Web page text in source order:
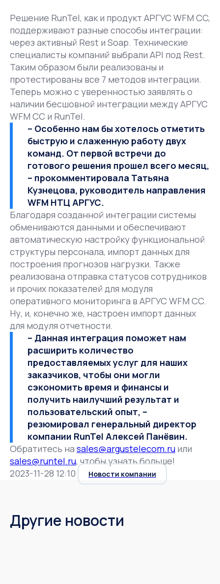
Решение RunTel, как и продукт АРГУС WFM CC,
поддерживают разные способы интеграции:
через активный Rest и Soap. Технические
специалисты компаний выбрали API под Rest.
Таким образом были реализованы и
протестированы все 7 методов интеграции.
Теперь можно с уверенностью заявлять о
наличии бесшовной интеграции между АРГУС
WFM CC и RunTel.
– Особенно нам бы хотелось отметить
быструю и слаженную работу двух
команд. От первой встречи до
готового решения прошел всего месяц,
– прокомментировала Татьяна
Кузнецова, руководитель направления
WFM НТЦ АРГУС.
Благодаря созданной интеграции системы
обмениваются данными и обеспечивают
автоматическую настройку функциональной
структуры персонала, импорт данных для
построения прогнозов нагрузки. Также
реализована отправка статусов сотрудников
и прочих показателей для модуля
оперативного мониторинга в АРГУС WFM CC.
Ну, и, конечно же, настроен импорт данных
для модуля отчетности.
– Данная интеграция поможет нам
расширить количество
предоставляемых услуг для наших
заказчиков, чтобы они могли
сэкономить время и финансы и
получить наилучший результат и
пользовательский опыт, –
резюмировал генеральный директор
компании RunTel Алексей Панёвин.
Обратитесь на sales@argustelecom.ru или
sales@runtel.ru, чтобы узнать больше!
2023-11-28 12:10
Новости компании
Другие новости